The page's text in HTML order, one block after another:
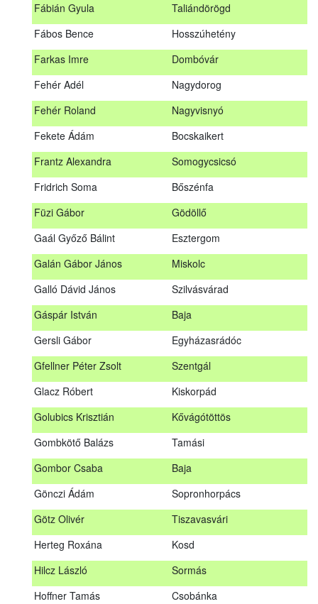
Fábián Gyula
Taliándörögd
Fábos Bence
Hosszúhetény
Farkas Imre
Dombóvár
Fehér Adél
Nagydorog
Fehér Roland
Nagyvisnyó
Fekete Ádám
Bocskaikert
Frantz Alexandra
Somogycsicsó
Fridrich Soma
Bőszénfa
Füzi Gábor
Gödöllő
Gaál Győző Bálint
Esztergom
Galán Gábor János
Miskolc
Galló Dávid János
Szilvásvárad
Gáspár István
Baja
Gersli Gábor
Egyházasrádóc
Gfellner Péter Zsolt
Szentgál
Glacz Róbert
Kiskorpád
Golubics Krisztián
Kővágótöttös
Gombkötő Balázs
Tamási
Gombor Csaba
Baja
Gönczi Ádám
Sopronhorpács
Götz Olivér
Tiszavasvári
Herteg Roxána
Kosd
Hilcz László
Sormás
Hoffner Tamás
Csobánka
Csók Péter
Budapest 16. ker.
Daraboshegy
Erdőhorváti
Taliándörögd
Dombóvár
Fekete Ádám
Bocskaikert
Gaál Győző Bálint
Esztergom
Miskolc
Szilvásvárad
Egyházasrádóc
Kiskorpád
Kővágótöttös
Gombor Csaba